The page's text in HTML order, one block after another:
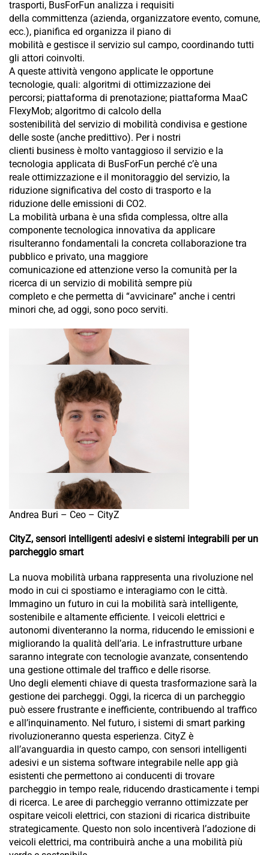
trasporti, BusForFun analizza i requisiti
della committenza (azienda, organizzatore evento, comune,
ecc.), pianifica ed organizza il piano di
mobilità e gestisce il servizio sul campo, coordinando tutti
gli attori coinvolti.
A queste attività vengono applicate le opportune
tecnologie, quali: algoritmi di ottimizzazione dei
percorsi; piattaforma di prenotazione; piattaforma MaaC
FlexyMob; algoritmo di calcolo della
sostenibilità del servizio di mobilità condivisa e gestione
delle soste (anche predittivo). Per i nostri
clienti business è molto vantaggioso il servizio e la
tecnologia applicata di BusForFun perché c’è una
reale ottimizzazione e il monitoraggio del servizio, la
riduzione significativa del costo di trasporto e la
riduzione delle emissioni di CO2.
La mobilità urbana è una sfida complessa, oltre alla
componente tecnologica innovativa da applicare
risulteranno fondamentali la concreta collaborazione tra
pubblico e privato, una maggiore
comunicazione ed attenzione verso la comunità per la
ricerca di un servizio di mobilità sempre più
completo e che permetta di “avvicinare” anche i centri
minori che, ad oggi, sono poco serviti.
Andrea Buri – Ceo – CityZ
CityZ, sensori intelligenti adesivi e sistemi integrabili per un
parcheggio smart
La nuova mobilità urbana rappresenta una rivoluzione nel
modo in cui ci spostiamo e interagiamo con le città.
Immagino un futuro in cui la mobilità sarà intelligente,
sostenibile e altamente efficiente. I veicoli elettrici e
autonomi diventeranno la norma, riducendo le emissioni e
migliorando la qualità dell’aria. Le infrastrutture urbane
saranno integrate con tecnologie avanzate, consentendo
una gestione ottimale del traffico e delle risorse.
Uno degli elementi chiave di questa trasformazione sarà la
gestione dei parcheggi. Oggi, la ricerca di un parcheggio
può essere frustrante e inefficiente, contribuendo al traffico
e all’inquinamento. Nel futuro, i sistemi di smart parking
rivoluzioneranno questa esperienza. CityZ è
all’avanguardia in questo campo, con sensori intelligenti
adesivi e un sistema software integrabile nelle app già
esistenti che permettono ai conducenti di trovare
parcheggio in tempo reale, riducendo drasticamente i tempi
di ricerca. Le aree di parcheggio verranno ottimizzate per
ospitare veicoli elettrici, con stazioni di ricarica distribuite
strategicamente. Questo non solo incentiverà l’adozione di
veicoli elettrici, ma contribuirà anche a una mobilità più